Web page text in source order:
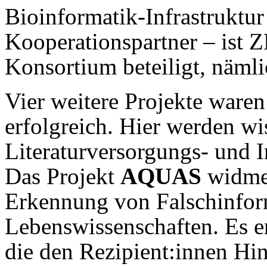
Bioinformatik-
Kooperationspartner – ist
Konsortium beteiligt,
Vier weitere Projekte
erfolgreich. Hier werden
Literaturversorgungs- und
Das Projekt AQUAS
Erkennung von
Lebenswissenschaften.
die den Rezipient:innen